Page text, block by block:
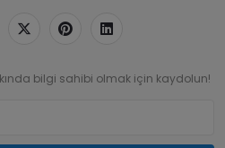
bilgi sahibi olmak için kaydolun!